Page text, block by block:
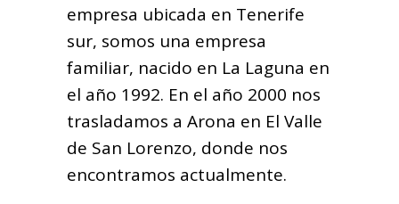
empresa ubicada en Tenerife
sur, somos una empresa
familiar, nacido en La Laguna en
el año 1992. En el año 2000 nos
trasladamos a Arona en El Valle
de San Lorenzo, donde nos
encontramos actualmente.